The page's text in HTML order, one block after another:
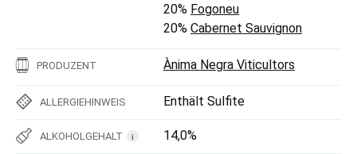
20% Fogoneu
20% Cabernet Sauvignon
PRODUZENT Ànima Negra Viticultors
ALLERGIEHINWEIS Enthält Sulfite
ALKOHOLGEHALT i 14,0%